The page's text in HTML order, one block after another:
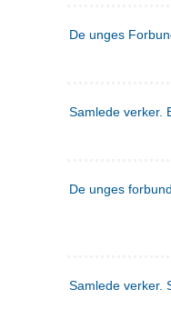
De unges
Samlede verker.
De unges forbund
Samlede verker.